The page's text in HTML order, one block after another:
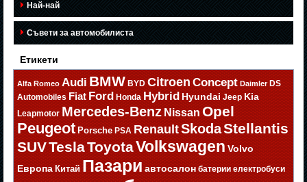
Най-най
Съвети за автомобилиста
Етикети
Alfa Romeo Audi BMW BYD Citroen Concept Daimler DS
Automobiles Fiat Ford Honda Hybrid Hyundai Jeep Kia
Leapmotor Mercedes-Benz Nissan Opel
Peugeot Porsche PSA RenaultSkodaStellantis
SUVTeslaToyotaVolkswagen Volvo
Европа Китай Пазари автосалон батерии електробуси